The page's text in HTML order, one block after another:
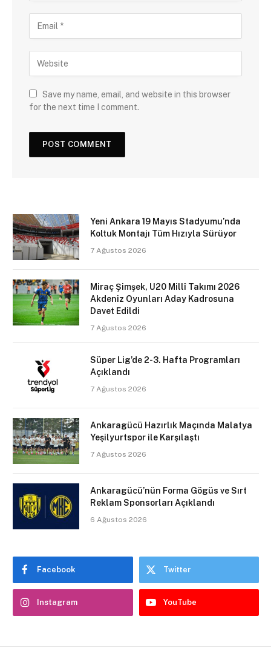
Save my name, email, and website in this browser
for the next time I comment.
Yeni Ankara 19 Mayıs Stadyumu’nda
Koltuk Montajı Tüm Hızıyla Sürüyor
7 Ağustos 2026
Miraç Şimşek, U20 Millî Takımı 2026
Akdeniz Oyunları Aday Kadrosuna
Davet Edildi
7 Ağustos 2026
Süper Lig’de 2-3. Hafta Programları
Açıklandı
7 Ağustos 2026
Ankaragücü Hazırlık Maçında Malatya
Yeşilyurtspor ile Karşılaştı
7 Ağustos 2026
Ankaragücü’nün Forma Gögüs ve Sırt
Reklam Sponsorları Açıklandı
6 Ağustos 2026
Facebook Twitter
Instagram YouTube